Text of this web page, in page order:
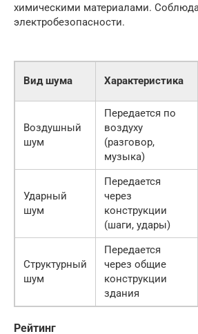
химическими материалами.
электробезопасности.
Вид шума Характеристика
Воздушный
шум
Передается по
воздуху
(разговор,
музыка)
Ударный
шум
Передается
через
конструкции
(шаги, удары)
Структурный
шум
Передается
через общие
конструкции
здания
Рейтинг